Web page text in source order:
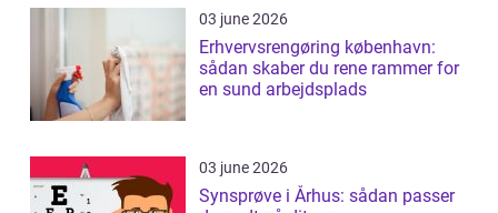
03 june 2026
Erhvervsrengøring københavn:
sådan skaber du rene rammer for
en sund arbejdsplads
03 june 2026
Synsprøve i Århus: sådan passer